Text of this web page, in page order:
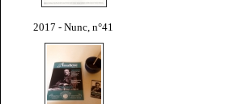
2017 - Nunc, n°41